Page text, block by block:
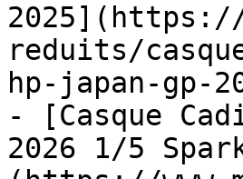
2025](https://
reduits/
hp-japan-gp-
- [Casque
2026 1/5